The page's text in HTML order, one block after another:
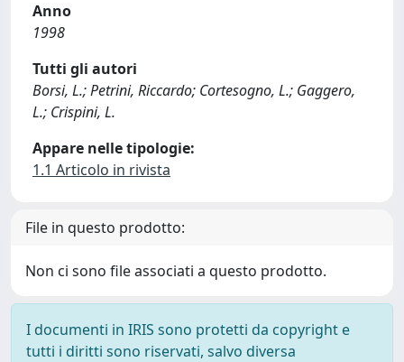
Anno
1998
Tutti gli autori
Borsi, L.; Petrini, Riccardo; Cortesogno, L.; Gaggero,
L.; Crispini, L.
Appare nelle tipologie:
1.1 Articolo in rivista
File in questo prodotto:
Non ci sono file associati a questo prodotto.
I documenti in IRIS sono protetti da copyright e
tutti i diritti sono riservati, salvo diversa